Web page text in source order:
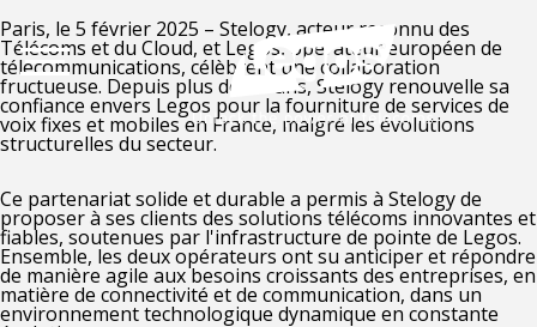
Paris, le 5 février 2025 – Stelogy, acteur reconnu des
Télécoms et du Cloud, et Legos, opérateur européen de
télécommunications, célèbrent une collaboration
fructueuse. Depuis plus de dix ans, Stelogy renouvelle sa
confiance envers Legos pour la fourniture de services de
voix fixes et mobiles en France, malgré les évolutions
structurelles du secteur.
Ce partenariat solide et durable a permis à Stelogy de
proposer à ses clients des solutions télécoms innovantes et
fiables, soutenues par l'infrastructure de pointe de Legos.
Ensemble, les deux opérateurs ont su anticiper et répondre
de manière agile aux besoins croissants des entreprises, en
matière de connectivité et de communication, dans un
environnement technologique dynamique en constante